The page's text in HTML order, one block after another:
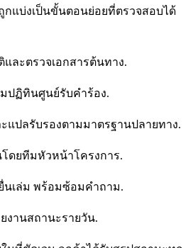
ถูกแบ่งเป็นขั้นตอนย่อยที่ตรวจสอบได้
ละตรวจเอกสารต้นทาง.
ปฏิทินศูนย์รับคำร้อง.
แปลรับรองตามมาตรฐานปลายทาง.
ดยทีมหัวหน้าโครงการ.
เล่ม พร้อมซ้อมคำถาม.
งานสถานะรายวัน.